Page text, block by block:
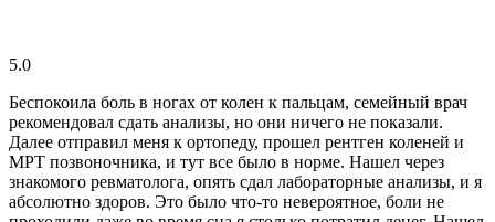
5.0
Беспокоила боль в ногах от колен к пальцам, семейный врач
рекомендовал сдать анализы, но они ничего не показали.
Далее отправил меня к ортопеду, прошел рентген коленей и
МРТ позвоночника, и тут все было в норме. Нашел через
знакомого ревматолога, опять сдал лабораторные анализы, и я
абсолютно здоров. Это было что-то невероятное, боли не